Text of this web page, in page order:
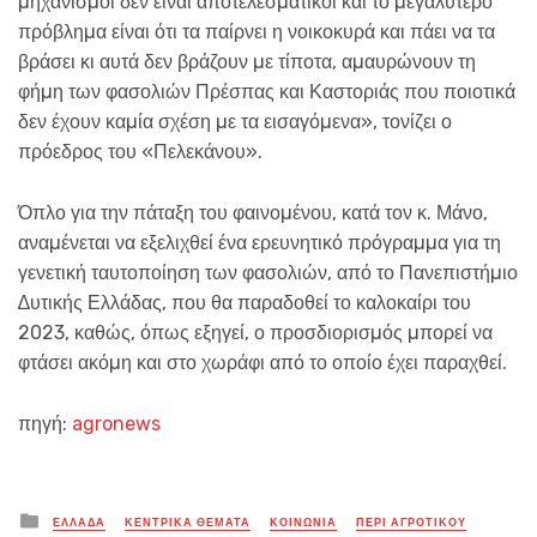
πρόβληµα είναι ότι τα παίρνει η νοικοκυρά και πάει να τα
βράσει κι αυτά δεν βράζουν µε τίποτα, αµαυρώνουν τη
φήµη των φασολιών Πρέσπας και Καστοριάς που ποιοτικά
δεν έχουν καµία σχέση µε τα εισαγόµενα», τονίζει ο
πρόεδρος του «Πελεκάνου».
Όπλο για την πάταξη του φαινοµένου, κατά τον κ. Μάνο,
αναµένεται να εξελιχθεί ένα ερευνητικό πρόγραµµα για τη
γενετική ταυτοποίηση των φασολιών, από το Πανεπιστήµιο
∆υτικής Ελλάδας, που θα παραδοθεί το καλοκαίρι του
2023, καθώς, όπως εξηγεί, ο προσδιορισµός µπορεί να
φτάσει ακόµη και στο χωράφι από το οποίο έχει παραχθεί.
πηγή: agronews
Posted
ΕΛΛΑΔΑ ΚΕΝΤΡΙΚΑ ΘΕΜΑΤΑ ΚΟΙΝΩΝΙΑ ΠΕΡΙ ΑΓΡΟΤΙΚΟΥ